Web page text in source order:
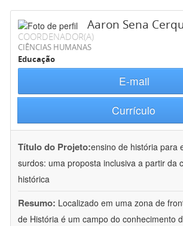
Aaron Sena
COORDENADOR(A)
CIÊNCIAS HUMANAS
Educação
E-mail
Currículo
Título do Projeto:ensino de história para
surdos: uma proposta inclusiva a partir da
histórica
Resumo: Localizado em uma zona de
de História é um campo do conhecimento